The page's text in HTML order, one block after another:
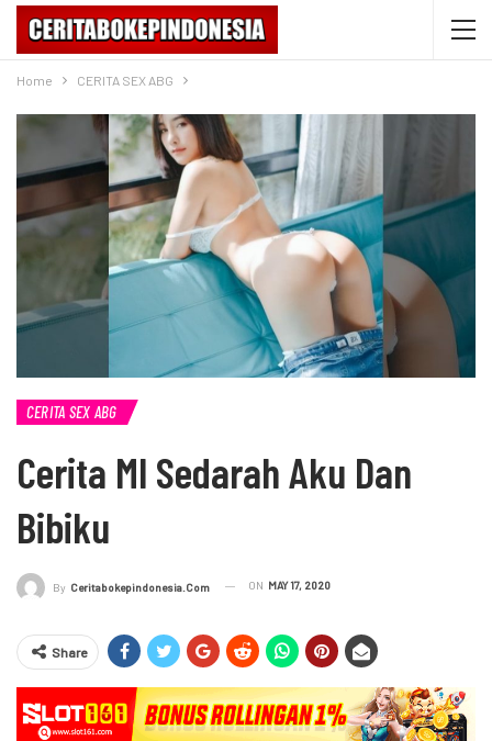
Home CERITA SEX ABG
CERITA SEX ABG
Cerita Ml Sedarah Aku Dan
Bibiku
By Ceritabokepindonesia.com ON MAY 17, 2020
Share